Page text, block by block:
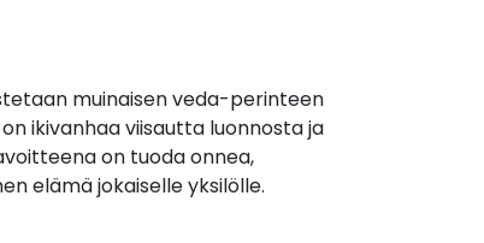
muinaisen veda-perinteen
ikivanhaa viisautta luonnosta ja
on tuoda onnea,
elämä jokaiselle yksilölle.